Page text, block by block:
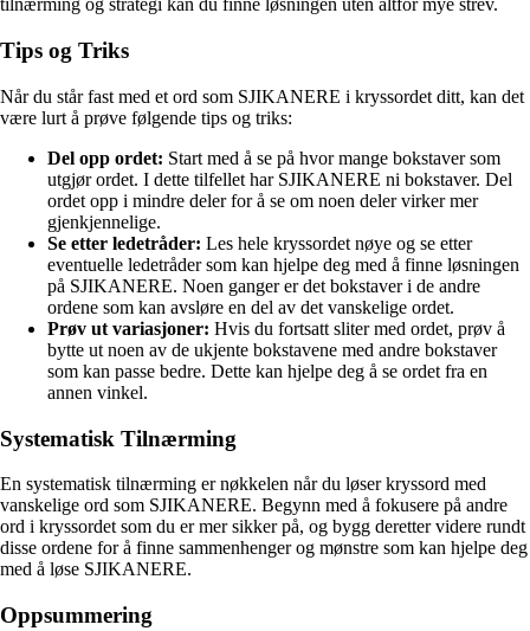
tilnærming og strategi kan du finne løsningen uten altfor mye strev.
Tips og Triks
Når du står fast med et ord som SJIKANERE i kryssordet ditt, kan det
være lurt å prøve følgende tips og triks:
Del opp ordet: Start med å se på hvor mange bokstaver som
utgjør ordet. I dette tilfellet har SJIKANERE ni bokstaver. Del
ordet opp i mindre deler for å se om noen deler virker mer
gjenkjennelige.
Se etter ledetråder: Les hele kryssordet nøye og se etter
eventuelle ledetråder som kan hjelpe deg med å finne løsningen
på SJIKANERE. Noen ganger er det bokstaver i de andre
ordene som kan avsløre en del av det vanskelige ordet.
Prøv ut variasjoner: Hvis du fortsatt sliter med ordet, prøv å
bytte ut noen av de ukjente bokstavene med andre bokstaver
som kan passe bedre. Dette kan hjelpe deg å se ordet fra en
annen vinkel.
Systematisk Tilnærming
En systematisk tilnærming er nøkkelen når du løser kryssord med
vanskelige ord som SJIKANERE. Begynn med å fokusere på andre
ord i kryssordet som du er mer sikker på, og bygg deretter videre rundt
disse ordene for å finne sammenhenger og mønstre som kan hjelpe deg
med å løse SJIKANERE.
Oppsummering